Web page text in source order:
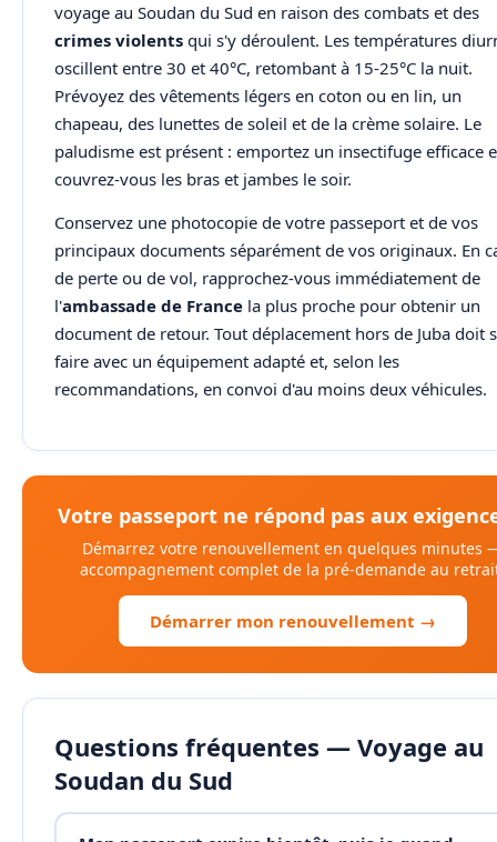
voyage au Soudan du Sud en raison des combats et des
crimes violents qui s'y déroulent. Les températures
oscillent entre 30 et 40°C, retombant à 15-25°C la nuit.
Prévoyez des vêtements légers en coton ou en lin, un
chapeau, des lunettes de soleil et de la crème solaire. Le
paludisme est présent : emportez un insectifuge efficace
couvrez-vous les bras et jambes le soir.
Conservez une photocopie de votre passeport et de vos
principaux documents séparément de vos originaux. En
de perte ou de vol, rapprochez-vous immédiatement de
l'ambassade de France la plus proche pour obtenir un
document de retour. Tout déplacement hors de Juba doit
faire avec un équipement adapté et, selon les
recommandations, en convoi d'au moins deux véhicules.
Votre passeport ne répond pas aux
Démarrez votre renouvellement en quelques minutes
accompagnement complet de la pré-demande au
Démarrer mon renouvellement →
Questions fréquentes — Voyage au
Soudan du Sud